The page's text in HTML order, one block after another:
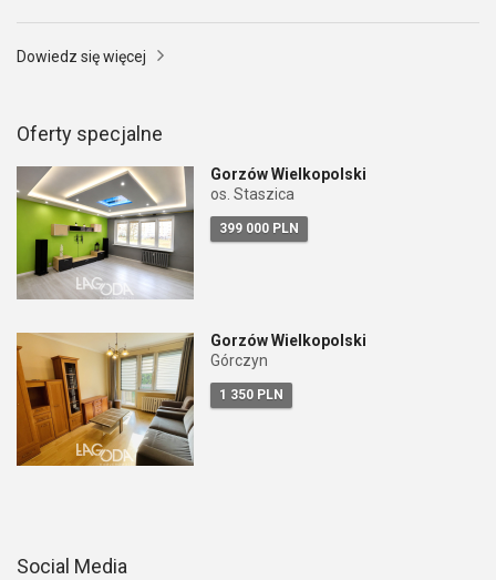
Dowiedz się więcej
Oferty specjalne
Gorzów Wielkopolski
os. Staszica
399 000 PLN
Gorzów Wielkopolski
Górczyn
1 350 PLN
Social Media